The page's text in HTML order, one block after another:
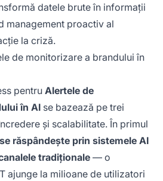
datele brute în informații
management proactiv al
la criză.
de monitorizare a brandului în
pentru Alertele de
în AI se bazează pe trei
și scalabilitate. În primul
răspândește prin sistemele AI
tradiționale — o
ajunge la milioane de utilizatori